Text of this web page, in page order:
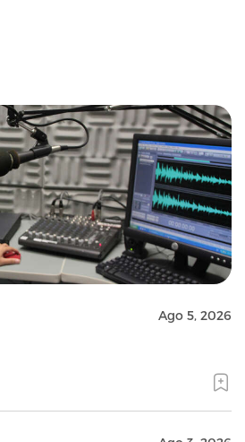
Ago 5, 2026